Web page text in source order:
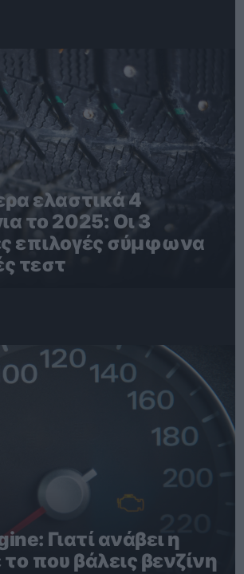
ελαστικά 4
το 2025: Οι 3
επιλογές σύμφωνα
τεστ
Γιατί ανάβει η
το που βάλεις βενζίνη